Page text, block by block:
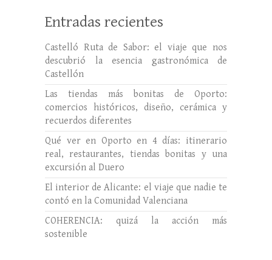
Entradas recientes
Castelló Ruta de Sabor: el viaje que nos
descubrió la esencia gastronómica de
Castellón
Las tiendas más bonitas de Oporto:
comercios históricos, diseño, cerámica y
recuerdos diferentes
Qué ver en Oporto en 4 días: itinerario
real, restaurantes, tiendas bonitas y una
excursión al Duero
El interior de Alicante: el viaje que nadie te
contó en la Comunidad Valenciana
COHERENCIA: quizá la acción más
sostenible